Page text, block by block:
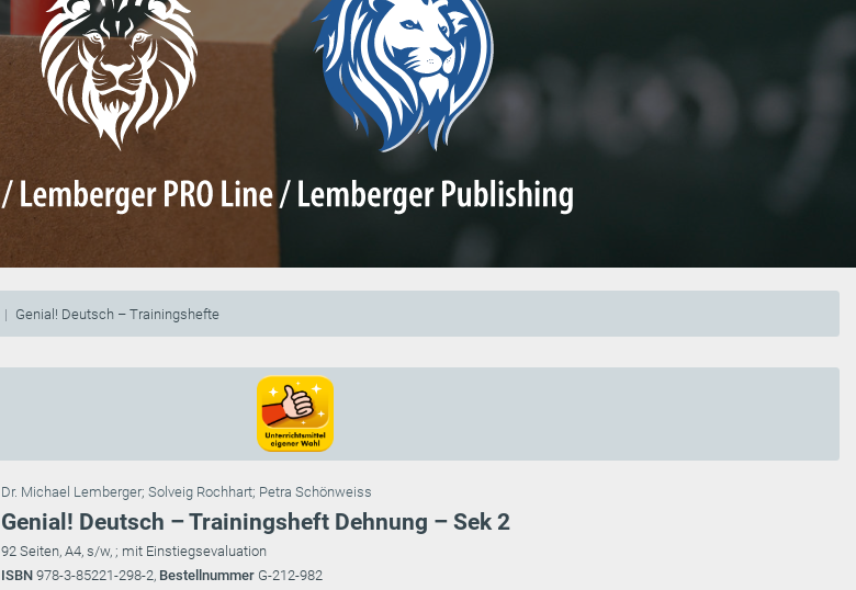
Genial! Deutsch – Trainingshefte
Dr. Michael Lemberger; Solveig Rochhart; Petra Schönweiss
Genial! Deutsch – Trainingsheft Dehnung – Sek 2
92 Seiten, A4, s/w, ; mit Einstiegsevaluation
ISBN 978-3-85221-298-2, Bestellnummer G-212-982